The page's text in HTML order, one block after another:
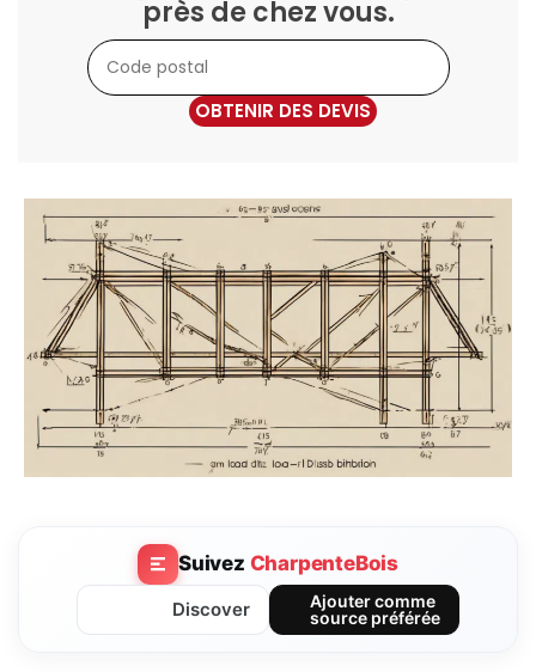
près de chez vous.
OBTENIR DES DEVIS
Suivez CharpenteBois
Discover
Ajouter comme
source préférée